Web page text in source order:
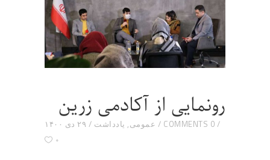
رونمایی از آکادمی زرین
۲۹ دی ۱۴۰۰ عمومی, یادداشت 0 COMMENTS
۰